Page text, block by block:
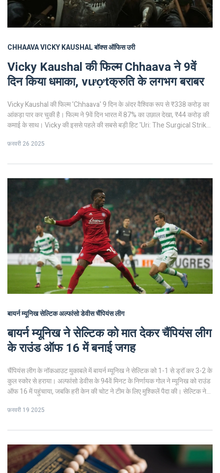
CHHAAVAVICKY KAUSHALबॉक्स ऑफिसउरी
Vicky Kaushal की फिल्म Chhaava ने 9वें
दिन किया धमाका, vượtक्रुति के लगभग बराबर
Vicky Kaushal की फिल्म 'Chhaava' 9 दिन के अंदर वैश्विक रूप से ₹338 करोड़ का
आंकड़ा पार कर चुकी है। फिल्म ने 9वें दिन भारत में 87% का उछाल देखा, ₹44 करोड़ की
कमाई के साथ। Vicky की इससे पहले की सबसे बड़ी हिट 'Uri: The Surgical Strike'
फ़रवरी 26 2025
बायर्न म्यूनिखसेल्टिकअल्फांसो डेवीसचैंपियंस लीग
बायर्न म्यूनिख ने सेल्टिक को मात देकर चैंपियंस लीग
के राउंड ऑफ 16 में बनाई जगह
चैंपियंस लीग के नॉकआउट मुकाबले में बायर्न म्यूनिख ने सेल्टिक को 1-1 से ड्रॉ कर 3-2 के
कुल स्कोर से हराया। अल्फांसो डेवीस के 94वें मिनट के निर्णायक गोल ने म्यूनिख को राउंड
ऑफ 16 में पहुंचाया, जबकि हरी केन की चोट ने टीम के लिए मुश्किलें पैदा की। सेल्टिक ने
फ़रवरी 19 2025